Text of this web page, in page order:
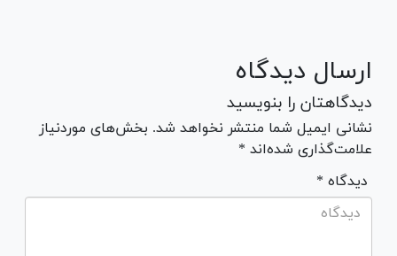
ارسال دیدگاه
دیدگاهتان را بنویسید
نشانی ایمیل شما منتشر نخواهد شد. بخش‌های موردنیاز
علامت‌گذاری شده‌اند *
* دیدگاه